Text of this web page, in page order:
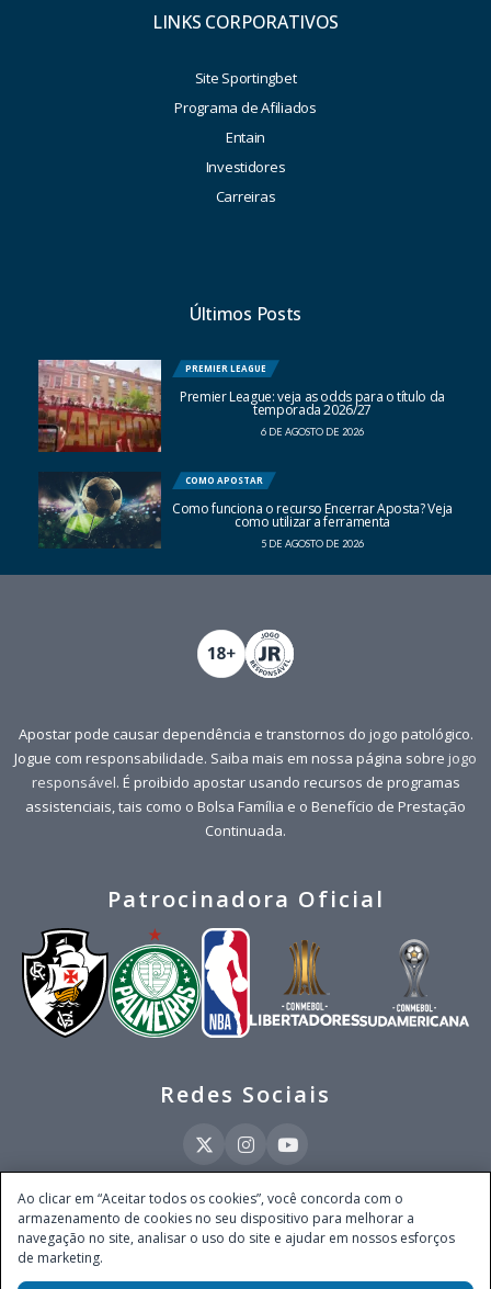
LINKS CORPORATIVOS
Site Sportingbet
Programa de Afiliados
Entain
Investidores
Carreiras
Últimos Posts
PREMIER LEAGUE
Premier League: veja as odds para o título da
temporada 2026/27
6 DE AGOSTO DE 2026
COMO APOSTAR
Como funciona o recurso Encerrar Aposta? Veja
como utilizar a ferramenta
5 DE AGOSTO DE 2026
Apostar pode causar dependência e transtornos do jogo patológico.
Jogue com responsabilidade. Saiba mais em nossa página sobre jogo
responsável. É proibido apostar usando recursos de programas
assistenciais, tais como o Bolsa Família e o Benefício de Prestação
Continuada.
Patrocinadora Oficial
Redes Sociais
Este site é operado pela Ventmear Brasil LTDA (CNPJ 52.868.380/0001-84), com
endereço na Avenida Brigadeiro Faria Lima, nº 4.055, 3º andar, Itaim Bibi, no
Município de São Paulo, Estado de São Paulo, CEP 04538-133, Brasil - empresa
autorizada a operar apostas de quota fixa em todo território nacional pela
Ao clicar em “Aceitar todos os cookies”, você concorda com o
armazenamento de cookies no seu dispositivo para melhorar a
navegação no site, analisar o uso do site e ajudar em nossos esforços
de marketing.